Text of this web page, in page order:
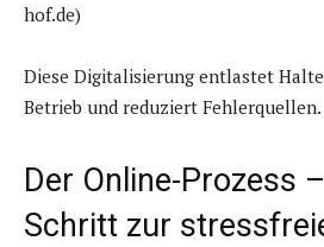
hof.de)
Diese Digitalisierung entlastet
Betrieb und reduziert Fehlerquellen.
Der Online-Prozess
Schritt zur